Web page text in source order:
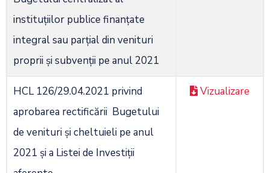
instituţiilor publice finanţate
integral sau parţial din venituri
proprii şi subvenţii pe anul 2021
HCL 126/29.04.2021 privind
aprobarea rectificării Bugetului
de venituri şi cheltuieli pe anul
2021 şi a Listei de Investiţii
Vizualizare